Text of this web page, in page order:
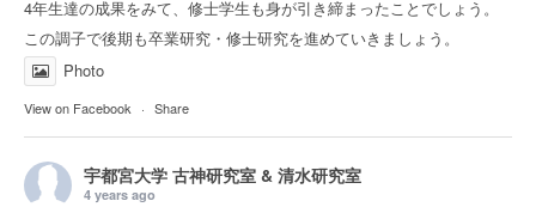
4年生達の成果をみて、修士学生も身が引き締まったことでしょう。
この調子で後期も卒業研究・修士研究を進めていきましょう。
Photo
View on Facebook · Share
宇都宮大学 古神研究室 & 清水研究室
4 years ago